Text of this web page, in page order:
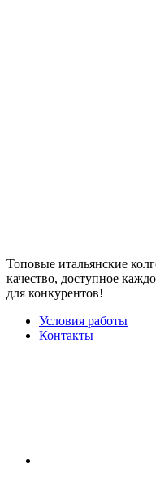
Топовые итальянские
качество, доступное
для конкурентов!
Условия работы
Контакты